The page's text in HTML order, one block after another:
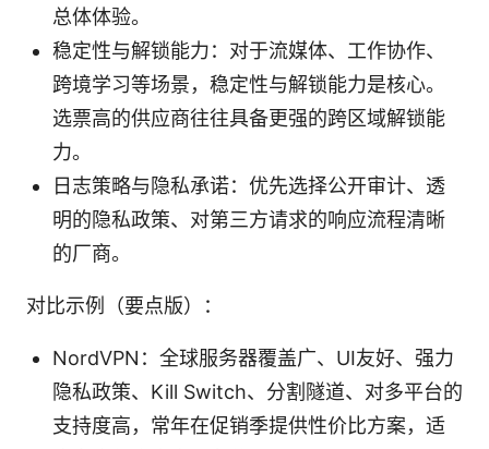
总体体验。
稳定性与解锁能力：对于流媒体、工作协作、
跨境学习等场景，稳定性与解锁能力是核心。
选票高的供应商往往具备更强的跨区域解锁能
力。
日志策略与隐私承诺：优先选择公开审计、透
明的隐私政策、对第三方请求的响应流程清晰
的厂商。
对比示例（要点版）：
NordVPN：全球服务器覆盖广、UI友好、强力
隐私政策、Kill Switch、分割隧道、对多平台的
支持度高，常年在促销季提供性价比方案，适